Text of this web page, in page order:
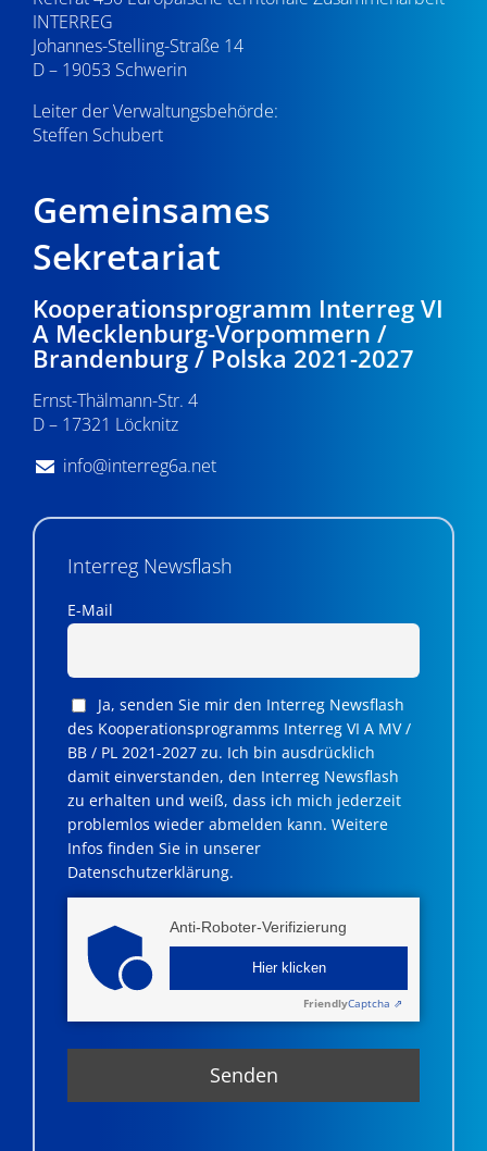
INTERREG
Johannes-Stelling-Straße 14
D – 19053 Schwerin
Leiter der Verwaltungsbehörde:
Steffen Schubert
Gemeinsames
Sekretariat
Kooperationsprogramm Interreg VI
A Mecklenburg-Vorpommern /
Brandenburg / Polska 2021-2027
Ernst-Thälmann-Str. 4
D – 17321 Löcknitz
info@interreg6a.net
Interreg Newsflash
E-Mail
Ja, senden Sie mir den Interreg Newsflash
des Kooperationsprogramms Interreg VI A MV /
BB / PL 2021-2027 zu. Ich bin ausdrücklich
damit einverstanden, den Interreg Newsflash
zu erhalten und weiß, dass ich mich jederzeit
problemlos wieder abmelden kann. Weitere
Infos finden Sie in unserer
Datenschutzerklärung.
Anti-Roboter-Verifizierung
Hier klicken
FriendlyCaptcha ⇗